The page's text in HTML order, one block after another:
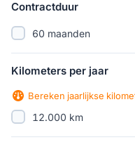
Contractduur
60 maanden
Kilometers per jaar
Bereken jaarlijkse
12.000 km